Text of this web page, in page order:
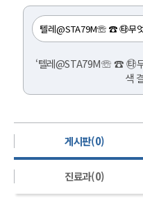
‘텔레@STA79M☏ ☎ ㉹무
색
게시판(0)
진료과(0)